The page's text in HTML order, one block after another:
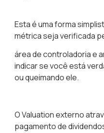
Esta é uma forma
métrica seja verificada
área de controladoria e
indicar se você está
ou queimando ele.
O Valuation externo
pagamento de